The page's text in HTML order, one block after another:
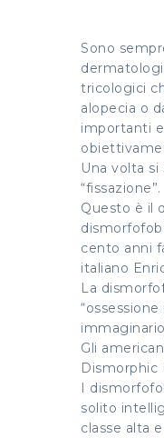
Sono
tricologici
alopecia o
importanti
Una volta si
“fissazione”.
Questo è il
cento anni
italiano
La
Gli
Dismorphic
I
solito
classe alta